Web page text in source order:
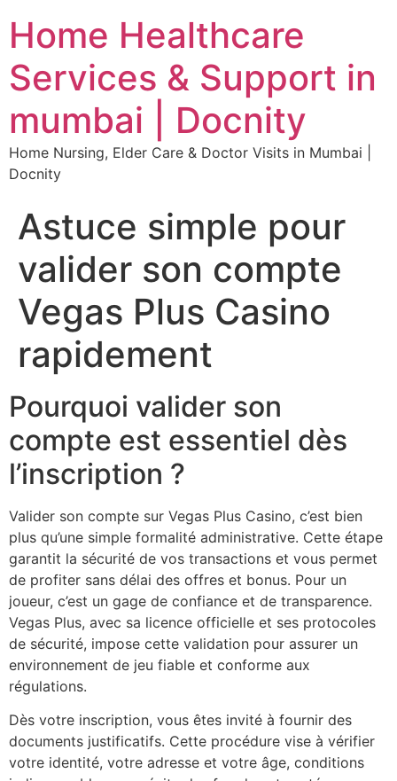
Home Healthcare
Services & Support in
mumbai | Docnity
Home Nursing, Elder Care & Doctor Visits in Mumbai |
Docnity
Astuce simple pour
valider son compte
Vegas Plus Casino
rapidement
Pourquoi valider son
compte est essentiel dès
l’inscription ?
Valider son compte sur Vegas Plus Casino, c’est bien
plus qu’une simple formalité administrative. Cette étape
garantit la sécurité de vos transactions et vous permet
de profiter sans délai des offres et bonus. Pour un
joueur, c’est un gage de confiance et de transparence.
Vegas Plus, avec sa licence officielle et ses protocoles
de sécurité, impose cette validation pour assurer un
environnement de jeu fiable et conforme aux
régulations.
Dès votre inscription, vous êtes invité à fournir des
documents justificatifs. Cette procédure vise à vérifier
votre identité, votre adresse et votre âge, conditions